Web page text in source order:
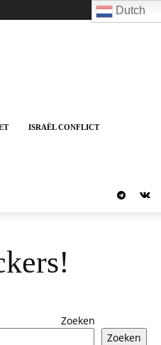
ISRAËL CONFLICT
Zoeken
Zoeken
Dutch